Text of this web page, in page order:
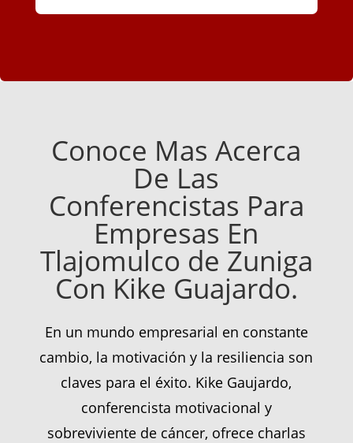
Conoce Mas Acerca
De Las
Conferencistas Para
Empresas En
Tlajomulco de Zuniga
Con Kike Guajardo.
En un mundo empresarial en constante
cambio, la motivación y la resiliencia son
claves para el éxito. Kike Gaujardo,
conferencista motivacional y
sobreviviente de cáncer, ofrece charlas